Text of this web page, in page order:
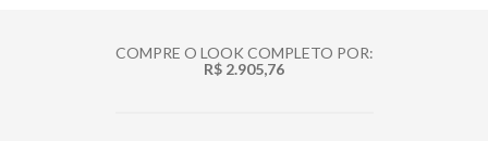
COMPRE O LOOK COMPLETO POR:
R$ 2.905,76